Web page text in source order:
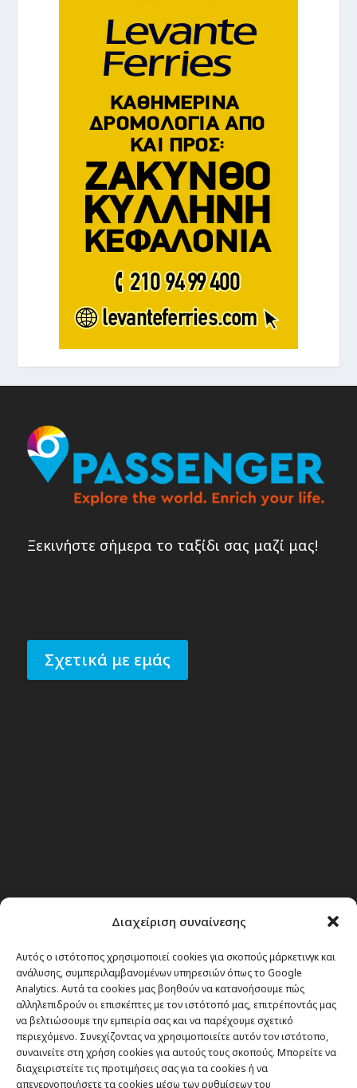
Διαχείριση συναίνεσης
Αυτός ο ιστότοπος χρησιμοποιεί cookies για σκοπούς μάρκετινγκ και
ανάλυσης, συμπεριλαμβανομένων υπηρεσιών όπως το Google
Analytics. Αυτά τα cookies μας βοηθούν να κατανοήσουμε πώς
αλληλεπιδρούν οι επισκέπτες με τον ιστότοπό μας, επιτρέποντάς μας
να βελτιώσουμε την εμπειρία σας και να παρέχουμε σχετικό
περιεχόμενο. Συνεχίζοντας να χρησιμοποιείτε αυτόν τον ιστότοπο,
συναινείτε στη χρήση cookies για αυτούς τους σκοπούς. Μπορείτε να
διαχειριστείτε τις προτιμήσεις σας για τα cookies ή να
απενεργοποιήσετε τα cookies μέσω των ρυθμίσεων του
Ξεκινήστε σήμερα το ταξίδι σας μαζί μας!
Σχετικά με εμάς
Θέματα
Passenger στην Ελλάδα
Passenger στον κόσμο
TRAVEL NEWS
Οργάνωσε το ταξίδι σου